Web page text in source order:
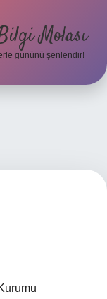
Molası
gününü şenlendir!